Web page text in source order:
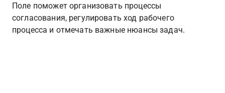
Поле поможет организовать процессы
согласования, регулировать ход рабочего
процесса и отмечать важные нюансы задач.